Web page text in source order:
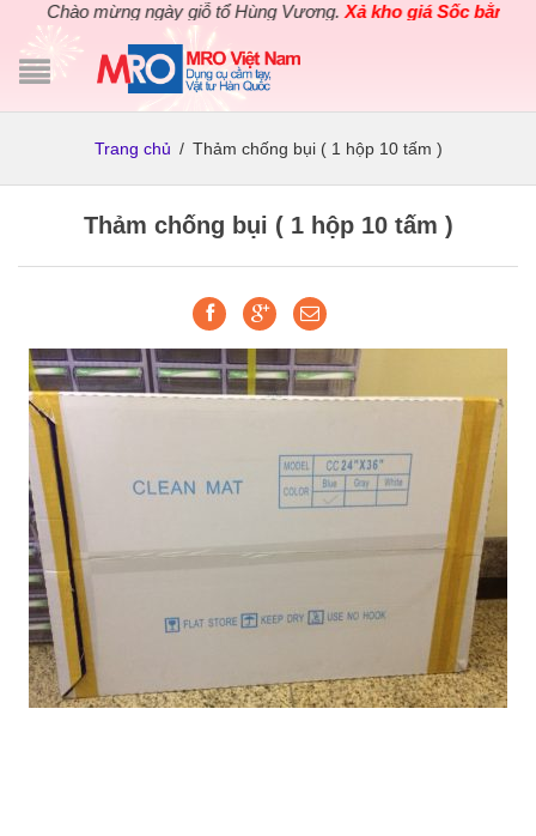
Chào mừng ngày giỗ tổ Hùng Vương.Xả kho giá Sốc bằng giá
Trang chủ / Thảm chống bụi ( 1 hộp 10 tấm )
Thảm chống bụi ( 1 hộp 10 tấm )